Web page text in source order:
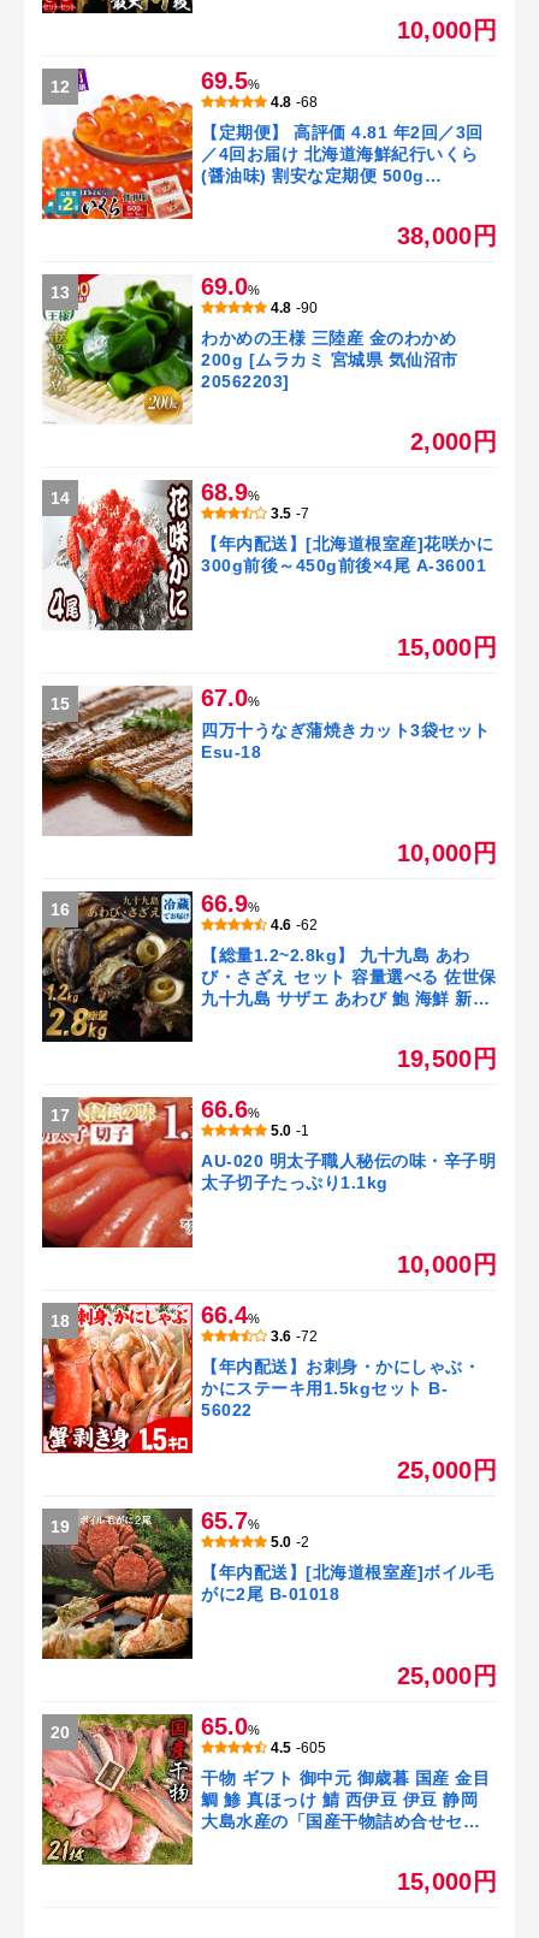
もの 魚介類 魚 おかず おつまみ 個包
10,000円
12 69.5%
4.8 -68
【定期便】 高評価 4.81 年2回／3回
／4回お届け 北海道海鮮紀行いくら
(醤油味) 割安な定期便 500g
いくら 鮭イクラ 鮭 秋鮭 完熟卵 小分
町
38,000円
13 69.0%
4.8 -90
わかめの王様 三陸産 金のわかめ
200g [ムラカミ 宮城県 気仙沼市
20562203]
2,000円
14 68.9%
3.5 -7
【年内配送】[北海道根室産]花咲かに
300g前後～450g前後×4尾 A-36001
15,000円
15 67.0%
四万十うなぎ蒲焼きカット3袋セット
Esu-18
10,000円
16 66.9%
4.6 -62
【総量1.2~2.8kg】 九十九島 あわ
び・さざえ セット 容量選べる 佐世保
九十九島 サザエ あわび 鮑 海鮮 新鮮
19,500円
17 66.6%
5.0 -1
AU-020 明太子職人秘伝の味・辛子明
太子切子たっぷり1.1kg
10,000円
18 66.4%
3.6 -72
【年内配送】お刺身・かにしゃぶ・
かにステーキ用1.5kgセット B-
56022
25,000円
19 65.7%
5.0 -2
【年内配送】[北海道根室産]ボイル毛
がに2尾 B-01018
25,000円
20 65.0%
4.5 -605
干物 ギフト 御中元 御歳暮 国産 金目
鯛 鯵 真ほっけ 鯖 西伊豆 伊豆 静岡
大島水産の「国産干物詰め合せセッ
15,000円